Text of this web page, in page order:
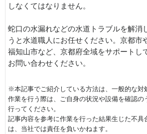
しなくてはなりません。
蛇口の水漏れなどの水道トラブルを解消
うと水道職人にお任せください。京都市
福知山市など、京都府全域をサポートし
お問い合わせください。
※本記事でご紹介している方法は、一般的な対
作業を行う際は、ご自身の状況や設備を確認の
行ってください。
記事内容を参考に作業を行った結果生じた不具
は、当社では責任を負いかねます。